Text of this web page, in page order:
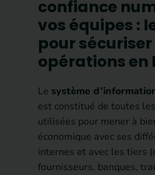
confiance
vos équipes :
pour sécuriser
opérations en
Le système
est constitué de toutes
utilisées pour mener à
économique avec ses
internes et avec les tiers
fournisseurs, banques,